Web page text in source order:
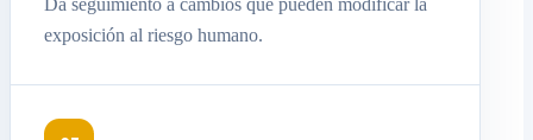
Da seguimiento a cambios que pueden modificar la
exposición al riesgo humano.